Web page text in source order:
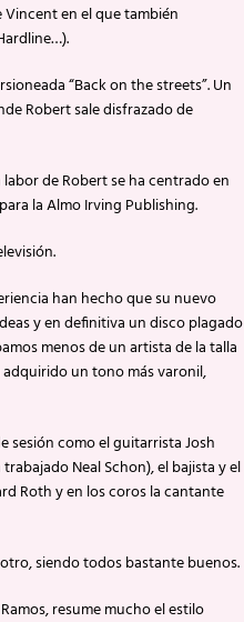
en el que también
“Back on the streets”. Un
Robert sale disfrazado de
de Robert se ha centrado en
la Almo Irving Publishing.
han hecho que su nuevo
y en definitiva un disco plagado
menos de un artista de la talla
un tono más varonil,
sesión como el guitarrista Josh
Neal Schon), el bajista y el
Roth y en los coros la cantante
siendo todos bastante buenos.
resume mucho el estilo